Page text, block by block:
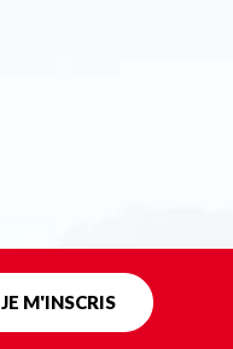
JE M'INSCRIS